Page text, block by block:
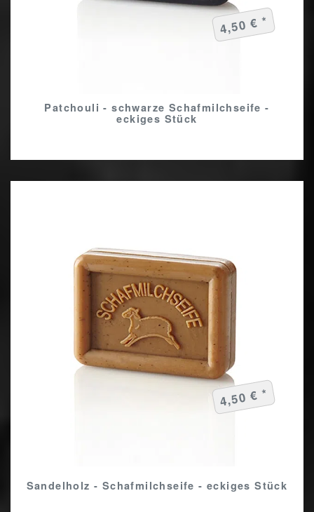
Patchouli - schwarze Schafmilchseife -
eckiges Stück
4,50 € *
Sandelholz - Schafmilchseife - eckiges Stück
4,50 € *